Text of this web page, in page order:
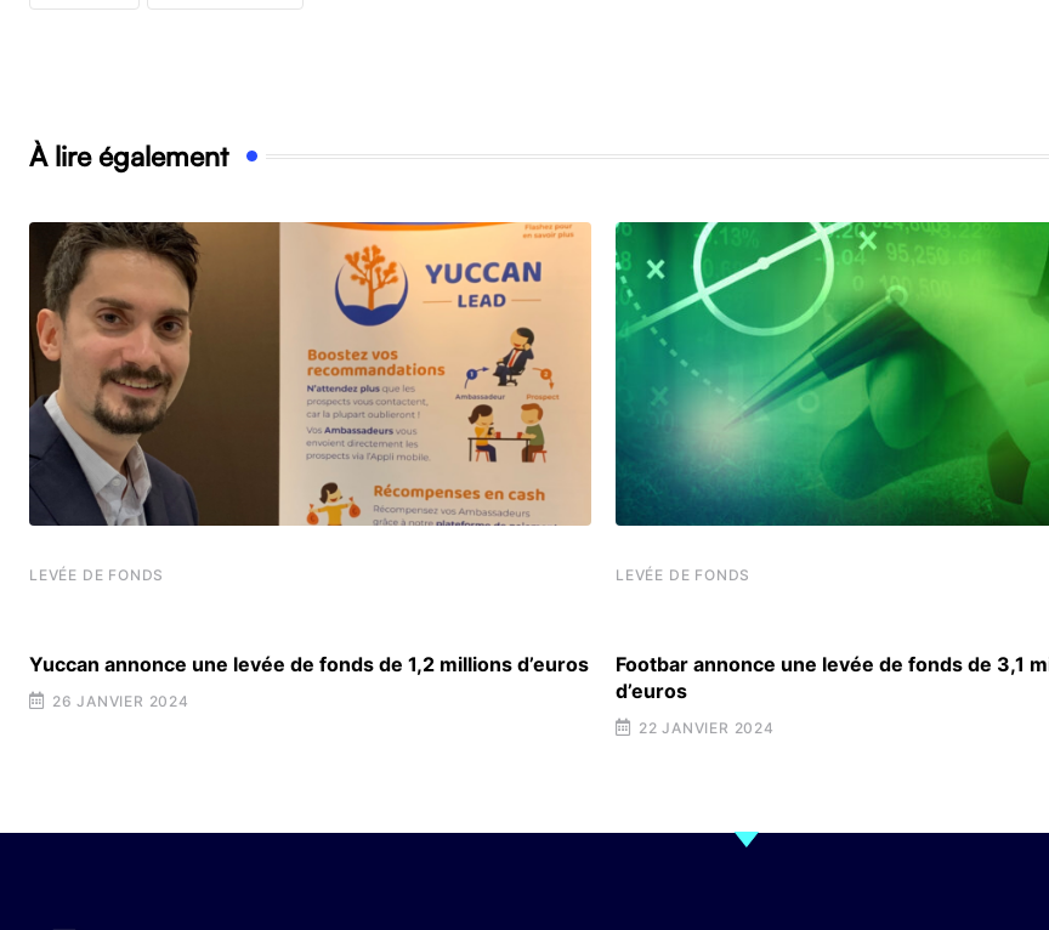
À lire également
LEVÉE DE FONDS
Yuccan annonce une levée de fonds de 1,2 millions d’euros
26 JANVIER 2024
LEVÉE DE FONDS
Footbar annonce une levée de fonds de 3,1
d’euros
22 JANVIER 2024